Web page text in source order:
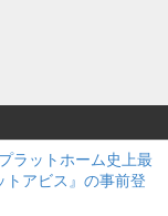
ラットホーム史上最
アビス』の事前登